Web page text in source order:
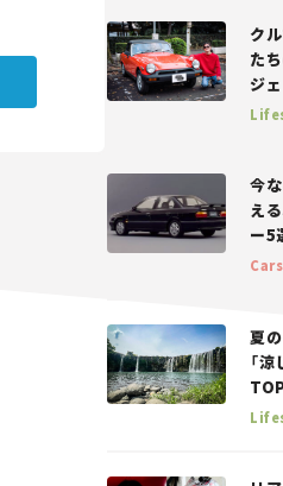
ク
た
ジ
今
え
ー5
い、
Cars
夏
「
ー